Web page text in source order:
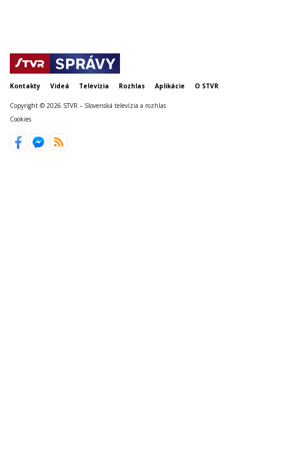
Kontakty Videá Televízia Rozhlas Aplikácie O STVR
Copyright © 2026 STVR – Slovenská televízia a rozhlas
Cookies